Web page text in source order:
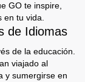
GO te inspire,
tu vida.
de Idiomas
de la educación.
viajado al
y sumergirse en